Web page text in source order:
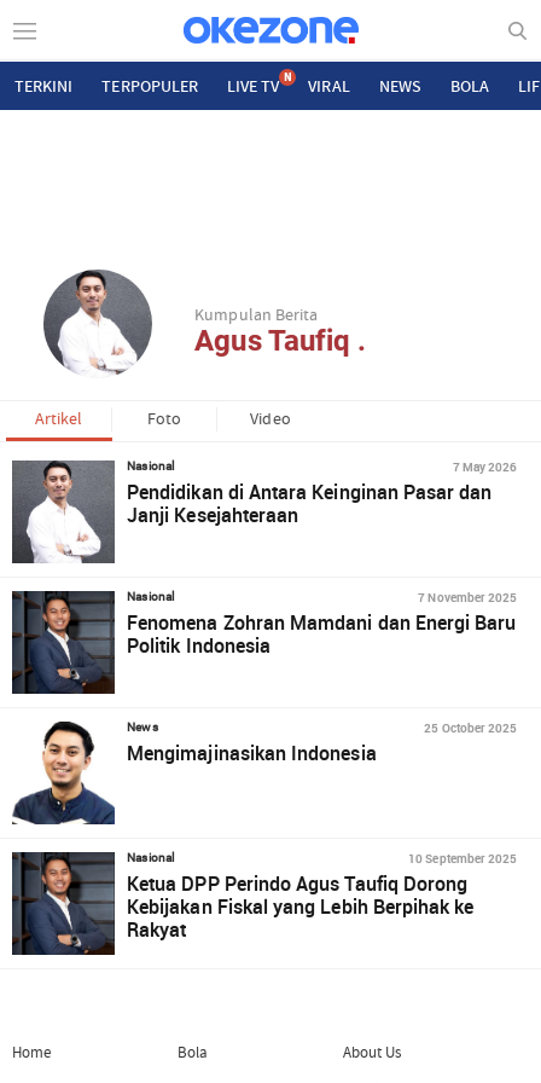
TERKINI TERPOPULER LIVE TV N VIRAL NEWS BOLA
Kumpulan Berita
Agus Taufiq .
Artikel Foto Video
Nasional 7 May 2026
Pendidikan di Antara Keinginan Pasar dan
Janji Kesejahteraan
Nasional 7 November 2025
Fenomena Zohran Mamdani dan Energi Baru
Politik Indonesia
News 25 October 2025
Mengimajinasikan Indonesia
Nasional 10 September 2025
Ketua DPP Perindo Agus Taufiq Dorong
Kebijakan Fiskal yang Lebih Berpihak ke
Rakyat
Home
Bola
About Us